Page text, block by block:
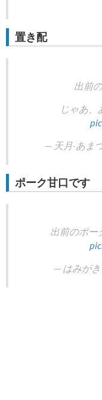
置き配
出前
じゃあ
— 天月-あま
ポーク甘口です
出前のポ
— はみがき